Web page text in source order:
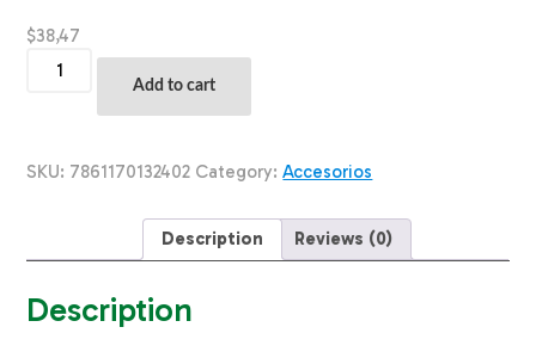
$38,47
THE
Add to cart
SKU: 7861170132402 Category:Accesorios
Description Reviews (0)
Description